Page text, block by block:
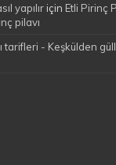
yapılır için Etli Pirinç
pilavı
tarifleri - Keşkülden